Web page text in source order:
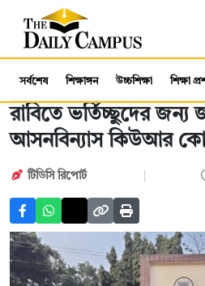
সর্বশেষ শিক্ষাঙ্গন উচ্চশিক্ষা শিক্ষা
রাবিতে ভর্তিচ্ছুদের জন্য
আসনবিন্যাস কিউআর
টিডিসি রিপোর্ট